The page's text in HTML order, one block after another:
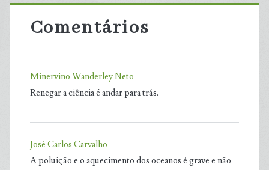
Comentários
Minervino Wanderley Neto
Renegar a ciência é andar para trás.
José Carlos Carvalho
A poluição e o aquecimento dos oceanos é grave e não